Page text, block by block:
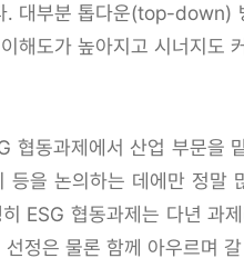
. 대부분 톱다운(top-down)
해도가 높아지고 시너지도
협동과제에서 산업 부문을
등을 논의하는 데에만 정말
ESG 협동과제는 다년 과
정은 물론 함께 아우르며